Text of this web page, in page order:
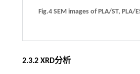
Fig.4 SEM images of PLA/ST, PLA/
2.3.2 XRD分析